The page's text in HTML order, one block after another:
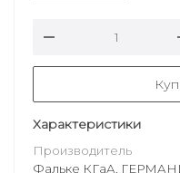
Характеристики
Производитель
Фальке КГаА,